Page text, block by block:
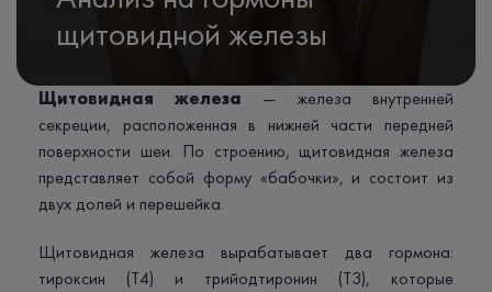
щитовидной железы
Щитовидная железа — железа внутренней
секреции, расположенная в нижней части передней
поверхности шеи. По строению, щитовидная железа
представляет собой форму «бабочки», и состоит из
двух долей и перешейка.
Щитовидная железа вырабатывает два гормона:
тироксин (T4) и трийодтиронин (T3), которые